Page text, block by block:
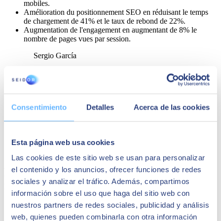
Consentimiento Detalles Acerca de las cookies
Esta página web usa cookies
Las cookies de este sitio web se usan para personalizar
el contenido y los anuncios, ofrecer funciones de redes
sociales y analizar el tráfico. Además, compartimos
información sobre el uso que haga del sitio web con
nuestros partners de redes sociales, publicidad y análisis
web, quienes pueden combinarla con otra información
mobiles.
Amélioration du positionnement SEO en réduisant le temps
de chargement de 41% et le taux de rebond de 22%.
Augmentation de l'engagement en augmentant de 8% le
nombre de pages vues par session.
Sergio García
Planificateur de médias numériques chez GB
Foods
une plateforme de pointe sur le plan
quotidienne des contenus, ce qui nous permet de
continuer à consolider nos objectifs dans le
Peut-être que cela pourrait vous
intéresser